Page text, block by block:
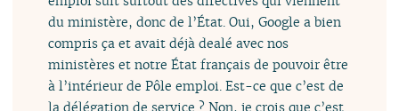
du ministère, donc de l’État. Oui, Google a bien
compris ça et avait déjà dealé avec nos
ministères et notre État français de pouvoir être
à l’intérieur de Pôle emploi. Est-ce que c’est de
la délégation de service ? Non, je crois que c’est